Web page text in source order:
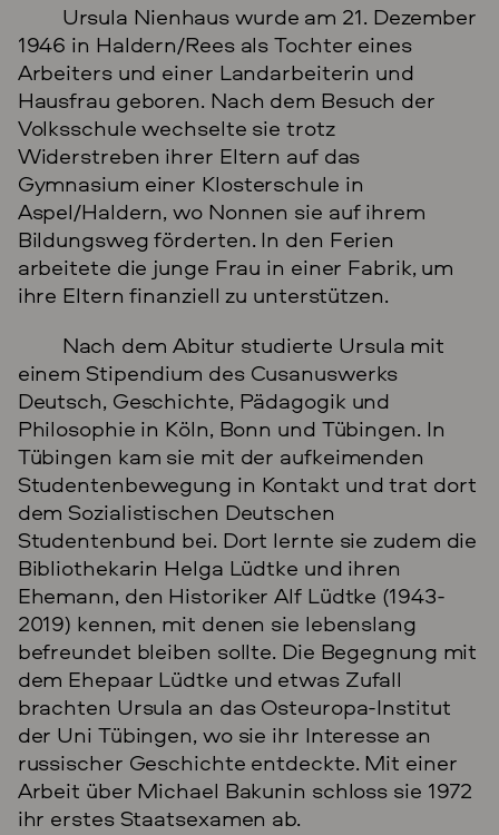
Ursula Nienhaus wurde am 21. Dezember
1946 in Haldern/Rees als Tochter eines
Arbeiters und einer Landarbeiterin und
Hausfrau geboren. Nach dem Besuch der
Volksschule wechselte sie trotz
Widerstreben ihrer Eltern auf das
Gymnasium einer Klosterschule in
Aspel/Haldern, wo Nonnen sie auf ihrem
Bildungsweg förderten. In den Ferien
arbeitete die junge Frau in einer Fabrik, um
ihre Eltern finanziell zu unterstützen.
Nach dem Abitur studierte Ursula mit
einem Stipendium des Cusanuswerks
Deutsch, Geschichte, Pädagogik und
Philosophie in Köln, Bonn und Tübingen. In
Tübingen kam sie mit der aufkeimenden
Studentenbewegung in Kontakt und trat dort
dem Sozialistischen Deutschen
Studentenbund bei. Dort lernte sie zudem die
Bibliothekarin Helga Lüdtke und ihren
Ehemann, den Historiker Alf Lüdtke (1943-
2019) kennen, mit denen sie lebenslang
befreundet bleiben sollte. Die Begegnung mit
dem Ehepaar Lüdtke und etwas Zufall
brachten Ursula an das Osteuropa-Institut
der Uni Tübingen, wo sie ihr Interesse an
russischer Geschichte entdeckte. Mit einer
Arbeit über Michael Bakunin schloss sie 1972
ihr erstes Staatsexamen ab.